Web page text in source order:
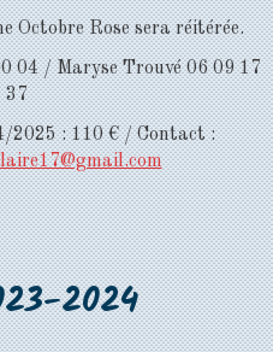
Octobre Rose sera réitérée.
04 / Maryse Trouvé 06 09 17
37
2025 : 110 € / Contact :
2024